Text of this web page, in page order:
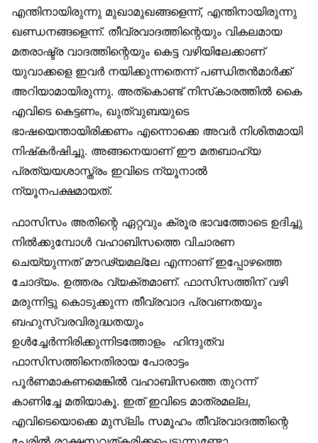
എന്തിനായിരുന്നു മുഖാമുഖങ്ങളെന്ന്, എന്തിനായിരുന്നു
ഖണ്ഡനങ്ങളെന്ന്. തീവ്രവാദത്തിന്റെയും വികലമായ
മതരാഷ്ട്ര വാദത്തിന്റെയും കെട്ട വഴിയിലേക്കാണ്
യുവാക്കളെ ഇവര്‍ നയിക്കുന്നതെന്ന് പണ്ഡിതന്‍മാര്‍ക്ക്
അറിയാമായിരുന്നു. അത്‌കൊണ്ട് നിസ്‌കാരത്തില്‍ കൈ
എവിടെ കെട്ടണം, ഖുത്വുബയുടെ
ഭാഷയെന്തായിരിക്കണം എന്നൊക്കെ അവര്‍ നിശിതമായി
നിഷ്‌കര്‍ഷിച്ചു. അങ്ങനെയാണ് ഈ മതബാഹ്യ
പ്രത്യയശാസ്ത്രം ഇവിടെ ന്യൂനാല്‍
ന്യൂനപക്ഷമായത്.
ഫാസിസം അതിന്റെ ഏറ്റവും ക്രൂര ഭാവത്തോടെ ഉദിച്ചു
നില്‍ക്കുമ്പോള്‍ വഹാബിസത്തെ വിചാരണ
ചെയ്യുന്നത് മൗഢ്യമല്ലേ എന്നാണ് ഇപ്പോഴത്തെ
ചോദ്യം. ഉത്തരം വ്യക്തമാണ്. ഫാസിസത്തിന് വഴി
മരുന്നിട്ടു കൊടുക്കുന്ന തീവ്രവാദ പ്രവണതയും
ബഹുസ്വരവിരുദ്ധതയും
ഉള്‍ച്ചേര്‍ന്നിരിക്കുന്നിടത്തോളം ഹിന്ദുത്വ
ഫാസിസത്തിനെതിരായ പോരാട്ടം
പൂര്‍ണമാകണമെങ്കില്‍ വഹാബിസത്തെ തുറന്ന്
കാണിച്ചേ മതിയാകൂ. ഇത് ഇവിടെ മാത്രമല്ല,
എവിടെയൊക്കെ മുസ്‌ലിം സമൂഹം തീവ്രവാദത്തിന്റെ